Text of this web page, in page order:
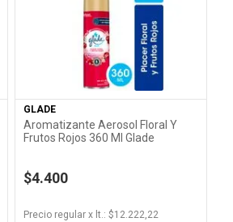
Ver Producto
GLADE
Aromatizante Aerosol Floral Y
Frutos Rojos 360 Ml Glade
$4.400
Precio regular x lt.: $12.222,22